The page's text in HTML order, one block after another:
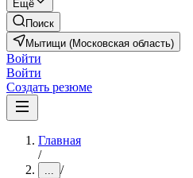
Ещё
Поиск
Мытищи (Московская область)
Войти
Войти
Создать резюме
Главная
/
... /